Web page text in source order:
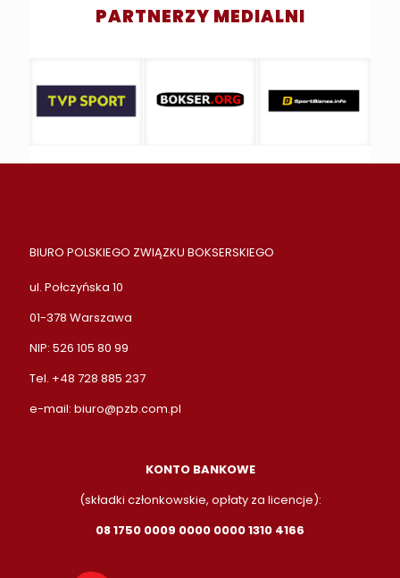
PARTNERZY MEDIALNI
BIURO POLSKIEGO ZWIĄZKU BOKSERSKIEGO
ul. Połczyńska 10
01-378 Warszawa
NIP: 526 105 80 99
Tel. +48 728 885 237
e-mail: biuro@pzb.com.pl
KONTO BANKOWE
(składki członkowskie, opłaty za licencje):
08 1750 0009 0000 0000 1310 4166